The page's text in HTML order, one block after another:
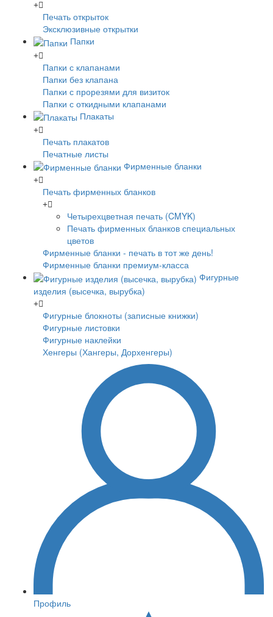
Печать открыток
Эксклюзивные открытки
Папки
Папки с клапанами
Папки без клапана
Папки с прорезями для визиток
Папки с откидными клапанами
Плакаты
Печать плакатов
Печатные листы
Фирменные бланки
Печать фирменных бланков
Четырехцветная печать (CMYK)
Печать фирменных бланков специальных
цветов
Фирменные бланки - печать в тот же день!
Фирменные бланки премиум-класса
Фигурные
изделия (высечка, вырубка)
Фигурные блокноты (записные книжки)
Фигурные листовки
Фигурные наклейки
Хенгеры (Хангеры, Дорхенгеры)
Профиль